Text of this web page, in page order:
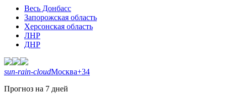
Весь Донбасс
Запорожская область
Херсонская область
ЛНР
ДНР
sun-rain-cloudМосква+34
Прогноз на 7 дней